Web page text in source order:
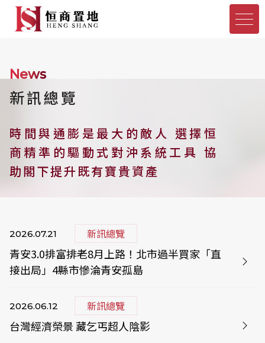
News
新訊總覽
時間與通膨是最大的敵人 選擇恒
商精準的驅動式對沖系統工具 協
助閣下提升既有寶貴資產
2026.07.21 新訊總覽
青安3.0排富排老8月上路！北市過半買家「直
接出局」4縣市慘淪青安孤島
2026.06.12 新訊總覽
台灣經濟榮景 藏乞丐超人陰影